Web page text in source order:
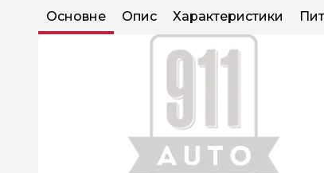
Основне Опис Характеристики